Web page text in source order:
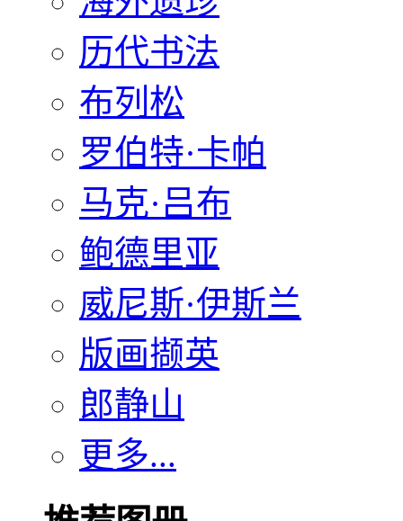
历代书法
布列松
罗伯特·卡帕
马克·吕布
鲍德里亚
威尼斯·伊斯兰
版画撷英
郎静山
更多...